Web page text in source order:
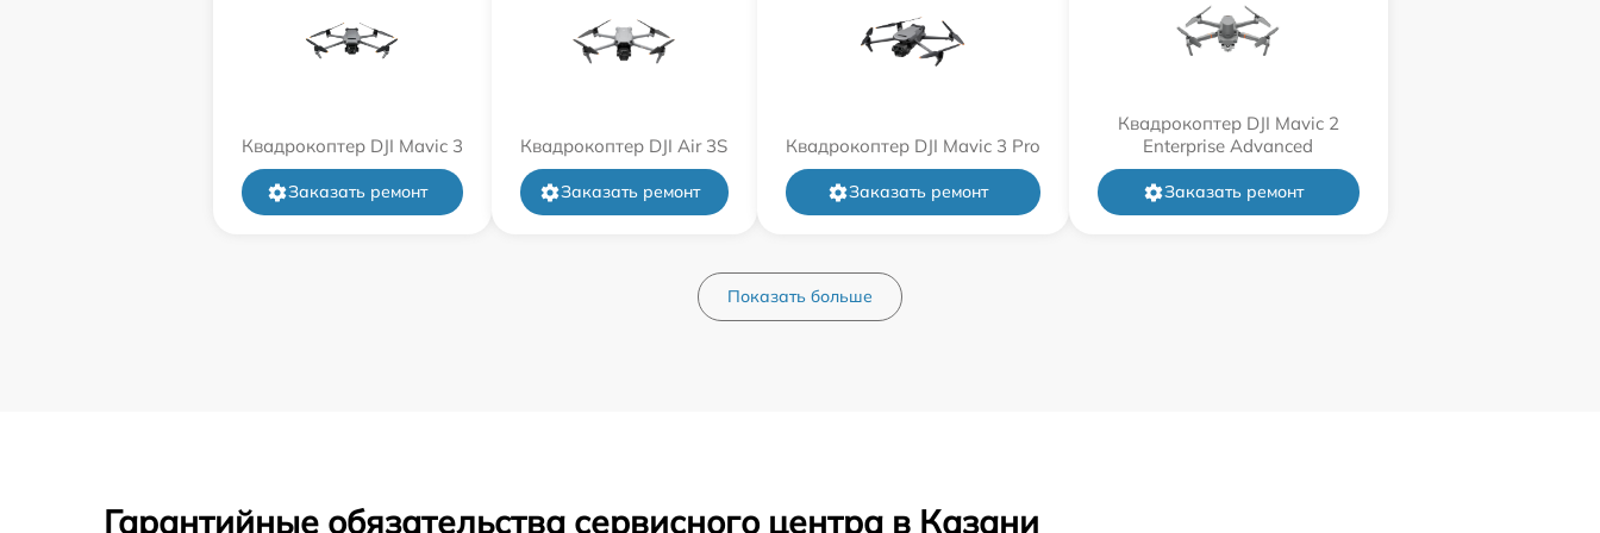
Квадрокоптер DJI Mavic 3
Заказать ремонт
Квадрокоптер DJI Air 3S
Заказать ремонт
Квадрокоптер DJI Mavic 3 Pro
Заказать ремонт
Квадрокоптер DJI Mavic 2
Enterprise Advanced
Заказать ремонт
Показать больше
Гарантийные обязательства сервисного центра в Казани